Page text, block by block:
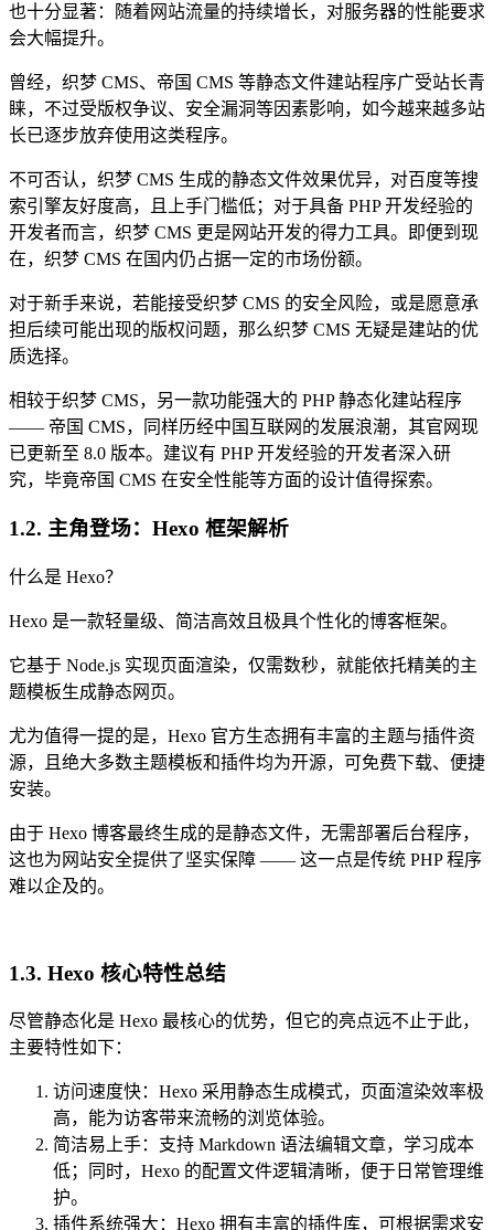
也十分显著：随着网站流量的持续增长，对服务器的性能要求
会大幅提升。
曾经，织梦 CMS、帝国 CMS 等静态文件建站程序广受站长青
睐，不过受版权争议、安全漏洞等因素影响，如今越来越多站
长已逐步放弃使用这类程序。
不可否认，织梦 CMS 生成的静态文件效果优异，对百度等搜
索引擎友好度高，且上手门槛低；对于具备 PHP 开发经验的
开发者而言，织梦 CMS 更是网站开发的得力工具。即便到现
在，织梦 CMS 在国内仍占据一定的市场份额。
对于新手来说，若能接受织梦 CMS 的安全风险，或是愿意承
担后续可能出现的版权问题，那么织梦 CMS 无疑是建站的优
质选择。
相较于织梦 CMS，另一款功能强大的 PHP 静态化建站程序
—— 帝国 CMS，同样历经中国互联网的发展浪潮，其官网现
已更新至 8.0 版本。建议有 PHP 开发经验的开发者深入研
究，毕竟帝国 CMS 在安全性能等方面的设计值得探索。
1.2. 主角登场：Hexo 框架解析
什么是 Hexo？
Hexo 是一款轻量级、简洁高效且极具个性化的博客框架。
它基于 Node.js 实现页面渲染，仅需数秒，就能依托精美的主
题模板生成静态网页。
尤为值得一提的是，Hexo 官方生态拥有丰富的主题与插件资
源，且绝大多数主题模板和插件均为开源，可免费下载、便捷
安装。
由于 Hexo 博客最终生成的是静态文件，无需部署后台程序，
这也为网站安全提供了坚实保障 —— 这一点是传统 PHP 程序
难以企及的。
1.3. Hexo 核心特性总结
尽管静态化是 Hexo 最核心的优势，但它的亮点远不止于此，
主要特性如下：
访问速度快：Hexo 采用静态生成模式，页面渲染效率极
高，能为访客带来流畅的浏览体验。
简洁易上手：支持 Markdown 语法编辑文章，学习成本
低；同时，Hexo 的配置文件逻辑清晰，便于日常管理维
护。
插件系统强大：Hexo 拥有丰富的插件库，可根据需求安